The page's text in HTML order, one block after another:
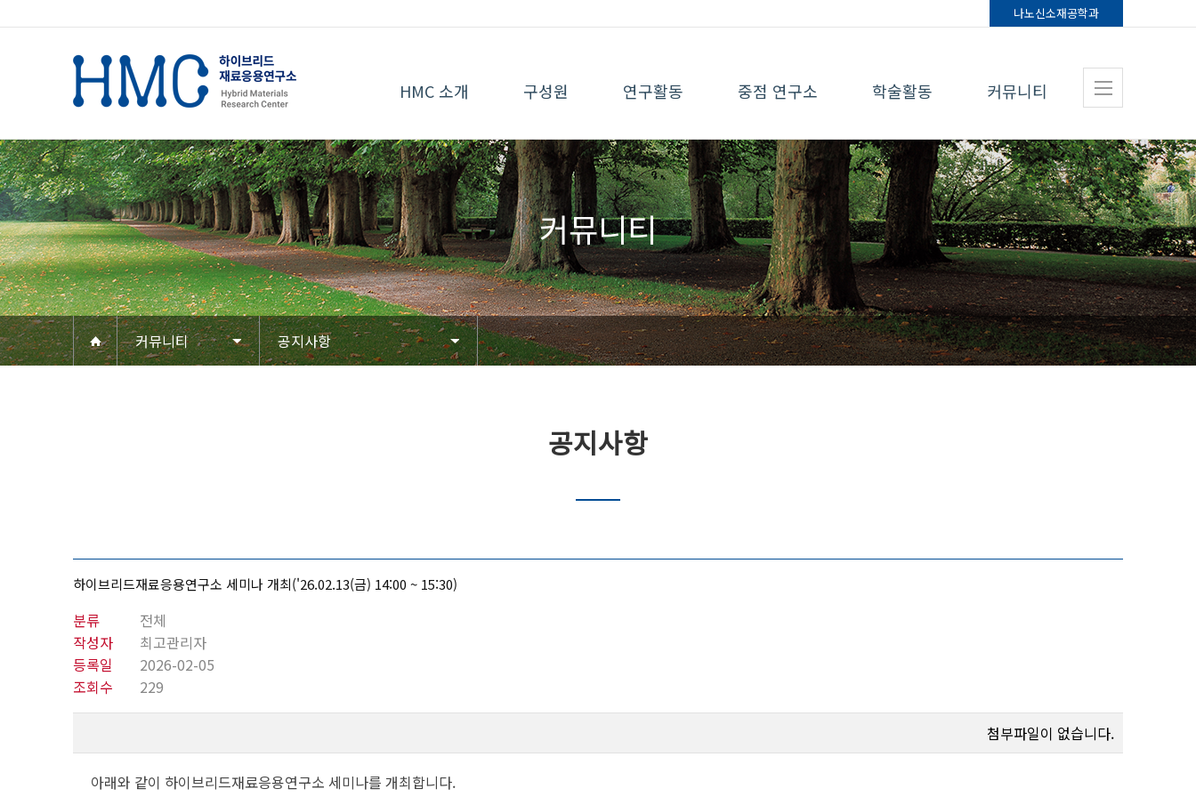
나노신소재공학과
HMC 소개 구성원 연구활동 중점 연구소 학술활동 커뮤니티
커뮤니티
커뮤니티 공지사항
공지사항
하이브리드재료응용연구소 세미나 개최('26.02.13(금) 14:00 ~ 15:30)
분류
전체
작성자
최고관리자
등록일
2026-02-05
조회수
229
첨부파일이 없습니다.
아래와 같이 하이브리드재료응용연구소 세미나를 개최합니다.